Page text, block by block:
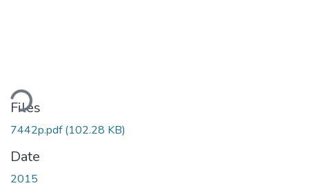
Files
7442p.pdf(102.28 KB)
Date
2015